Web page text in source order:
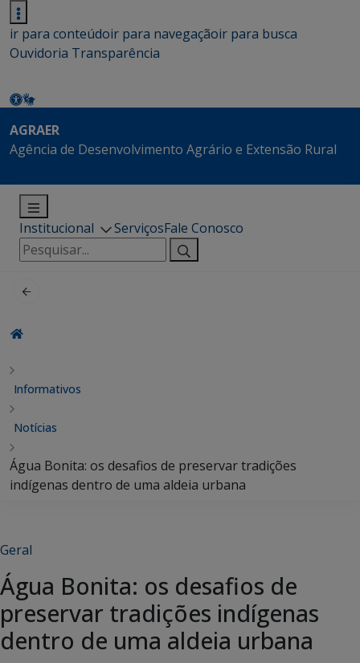
ir para conteúdoir para navegaçãoir para busca
Ouvidoria Transparência
AGRAER
Agência de Desenvolvimento Agrário e Extensão Rural
Institucional ServiçosFale Conosco
Pesquisar
por:
Informativos
Notícias
Água Bonita: os desafios de preservar tradições
indígenas dentro de uma aldeia urbana
Geral
Água Bonita: os desafios de
preservar tradições indígenas
dentro de uma aldeia urbana